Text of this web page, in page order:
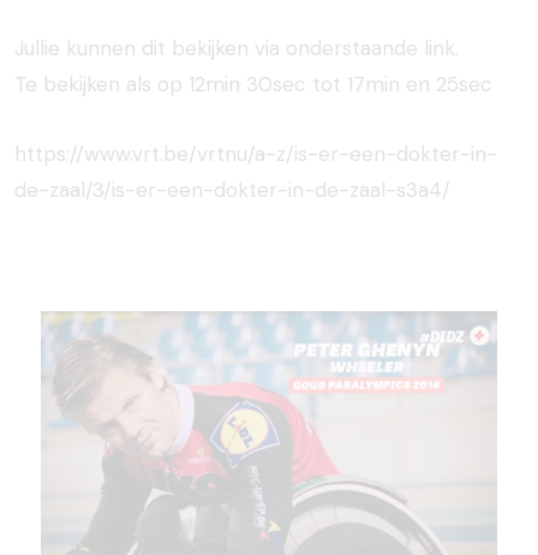
Jullie kunnen dit bekijken via onderstaande link.
Te bekijken als op 12min 30sec tot 17min en 25sec
https://www.vrt.be/vrtnu/a-z/is-er-een-dokter-in-
de-zaal/3/is-er-een-dokter-in-de-zaal-s3a4/